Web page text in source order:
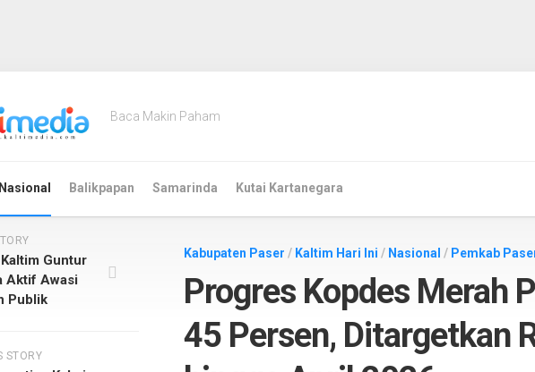
Baca Makin Paham
Nasional Balikpapan Samarinda Kutai Kartanegara
Kabupaten Paser / Kaltim Hari Ini / Nasional / Pemkab
Progres Kopdes Merah
45 Persen, Ditargetkan
Guntur
Aktif Awasi
Publik
STORY